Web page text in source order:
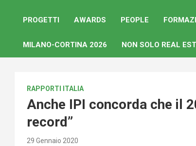
PROGETTI AWARDS PEOPLE
MILANO-CORTINA 2026 NON SOLO REAL
RAPPORTI ITALIA
Anche IPI concorda che il
record”
29 Gennaio 2020